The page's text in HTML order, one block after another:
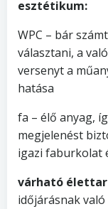
esztétikum:
WPC – bár
választani, a
versenyt a
hatása
fa – élő anyag,
megjelenést
igazi faburkolat
várható
időjárásnak